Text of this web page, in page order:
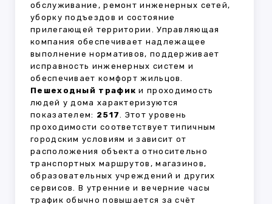
обслуживание, ремонт инженерных сетей,
уборку подъездов и состояние
прилегающей территории. Управляющая
компания обеспечивает надлежащее
выполнение нормативов, поддерживает
исправность инженерных систем и
обеспечивает комфорт жильцов.
Пешеходный трафик и проходимость
людей у дома характеризуются
показателем: 2517. Этот уровень
проходимости соответствует типичным
городским условиям и зависит от
расположения объекта относительно
транспортных маршрутов, магазинов,
образовательных учреждений и других
сервисов. В утренние и вечерние часы
трафик обычно повышается за счёт